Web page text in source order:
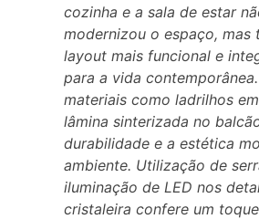
cozinha e a sala de estar
modernizou o espaço, mas
layout mais funcional e
para a vida
materiais como ladrilhos
lâmina sinterizada no
durabilidade e a estética
ambiente. Utilização de
iluminação de LED nos
cristaleira confere um